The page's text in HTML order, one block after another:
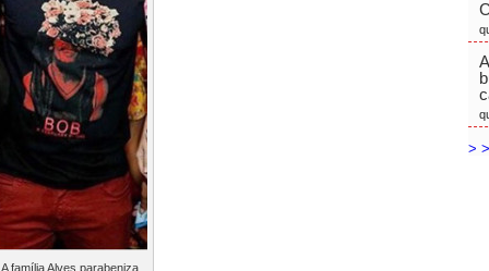
A família Alves parabeniza
>